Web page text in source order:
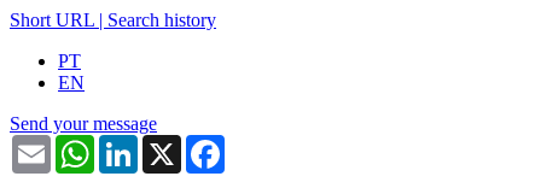
Short URL | Search history
PT
EN
Send your message
Email WhatsAppLinkedIn
X